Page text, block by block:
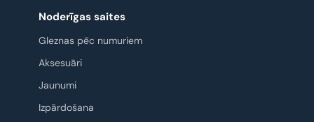
Noderīgas saites
Gleznas pēc numuriem
Aksesuāri
Jaunumi
Izpārdošana